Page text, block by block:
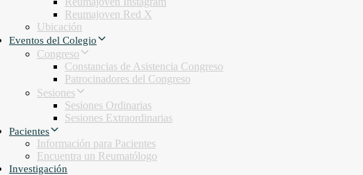
Reumajoven Red X
Ubicación
Eventos del Colegio
Congreso
Constancias de Asistencia Congreso
Patrocinadores del Congreso
Sesiones
Sesiones Ordinarias
Sesiones Extraordinarias
Pacientes
Información para Pacientes
Encuentra un Reumatólogo
Investigación